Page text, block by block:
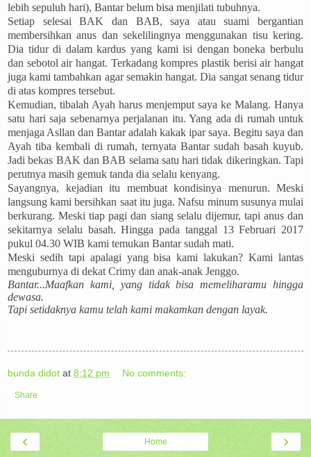
lebih sepuluh hari), Bantar belum bisa menjilati tubuhnya.
Setiap selesai BAK dan BAB, saya atau suami bergantian
membersihkan anus dan sekelilingnya menggunakan tisu kering.
Dia tidur di dalam kardus yang kami isi dengan boneka berbulu
dan sebotol air hangat. Terkadang kompres plastik berisi air hangat
juga kami tambahkan agar semakin hangat. Dia sangat senang tidur
di atas kompres tersebut.
Kemudian, tibalah Ayah harus menjemput saya ke Malang. Hanya
satu hari saja sebenarnya perjalanan itu. Yang ada di rumah untuk
menjaga Asllan dan Bantar adalah kakak ipar saya. Begitu saya dan
Ayah tiba kembali di rumah, ternyata Bantar sudah basah kuyub.
Jadi bekas BAK dan BAB selama satu hari tidak dikeringkan. Tapi
perutnya masih gemuk tanda dia selalu kenyang.
Sayangnya, kejadian itu membuat kondisinya menurun. Meski
langsung kami bersihkan saat itu juga. Nafsu minum susunya mulai
berkurang. Meski tiap pagi dan siang selalu dijemur, tapi anus dan
sekitarnya selalu basah. Hingga pada tanggal 13 Februari 2017
pukul 04.30 WIB kami temukan Bantar sudah mati.
Meski sedih tapi apalagi yang bisa kami lakukan? Kami lantas
menguburnya di dekat Crimy dan anak-anak Jenggo.
Bantar...Maafkan kami, yang tidak bisa memeliharamu hingga
dewasa.
Tapi setidaknya kamu telah kami makamkan dengan layak.
bunda didot at 8:12 pm No comments:
Share
‹ ›
Home